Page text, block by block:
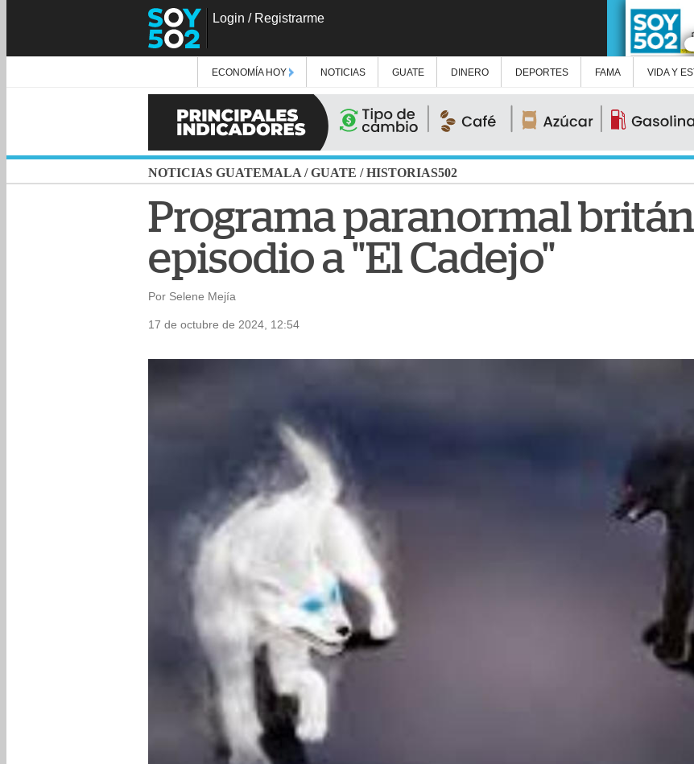
Login / Registrarme
ECONOMÍA HOY NOTICIAS GUATE DINERO DEPORTES FAMA VIDA Y
NOTICIAS GUATEMALA /GUATE /HISTORIAS502
Programa paranormal
episodio a "El Cadejo"
Por Selene Mejía
17 de octubre de 2024, 12:54